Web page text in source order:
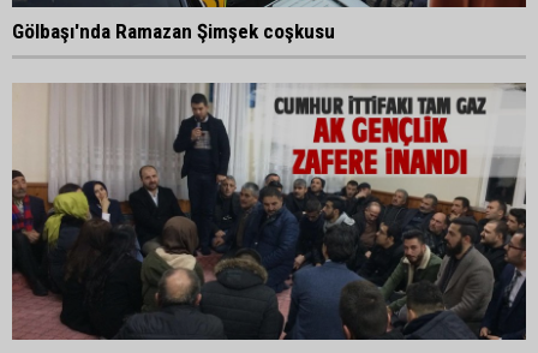
Gölbaşı'nda Ramazan Şimşek coşkusu